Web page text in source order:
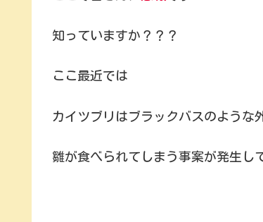
知っていますか？？？
ここ最近では
カイツブリはブラックバスのような
雛が食べられてしまう事案が発生し